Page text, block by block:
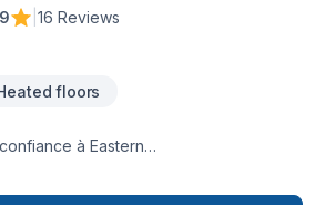
16 Reviews
floors
à Eastern
de Électricité, prêt à